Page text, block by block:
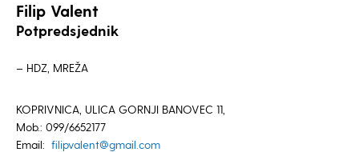
Filip Valent
Potpredsjednik
– HDZ, MREŽA
KOPRIVNICA, ULICA GORNJI BANOVEC 11,
Mob.: 099/6652177
Email: filipvalent@gmail.com